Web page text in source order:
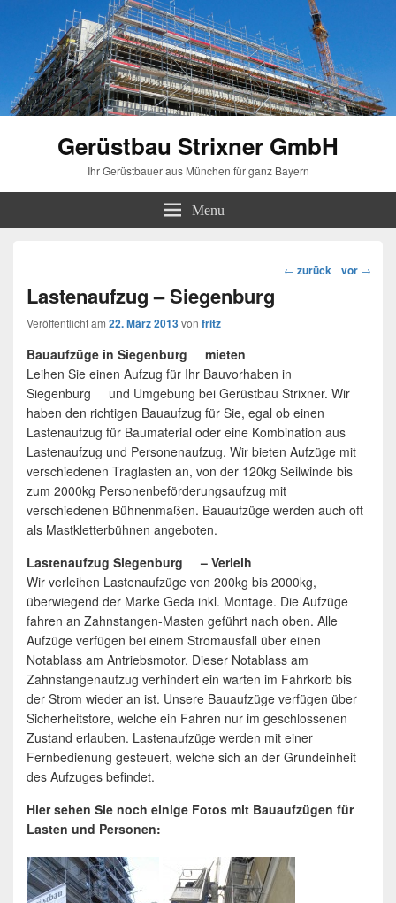
Gerüstbau Strixner GmbH
Ihr Gerüstbauer aus München für ganz Bayern
Menu
Beitragsnavigation
← zurück vor →
Lastenaufzug – Siegenburg
Veröffentlicht am 22. März 2013von fritz
Bauaufzüge in Siegenburg mieten
Leihen Sie einen Aufzug für Ihr Bauvorhaben in
Siegenburg und Umgebung bei Gerüstbau Strixner. Wir
haben den richtigen Bauaufzug für Sie, egal ob einen
Lastenaufzug für Baumaterial oder eine Kombination aus
Lastenaufzug und Personenaufzug. Wir bieten Aufzüge mit
verschiedenen Traglasten an, von der 120kg Seilwinde bis
zum 2000kg Personenbeförderungsaufzug mit
verschiedenen Bühnenmaßen. Bauaufzüge werden auch oft
als Mastkletterbühnen angeboten.
Lastenaufzug Siegenburg – Verleih
Wir verleihen Lastenaufzüge von 200kg bis 2000kg,
überwiegend der Marke Geda inkl. Montage. Die Aufzüge
fahren an Zahnstangen-Masten geführt nach oben. Alle
Aufzüge verfügen bei einem Stromausfall über einen
Notablass am Antriebsmotor. Dieser Notablass am
Zahnstangenaufzug verhindert ein warten im Fahrkorb bis
der Strom wieder an ist. Unsere Bauaufzüge verfügen über
Sicherheitstore, welche ein Fahren nur im geschlossenen
Zustand erlauben. Lastenaufzüge werden mit einer
Fernbedienung gesteuert, welche sich an der Grundeinheit
des Aufzuges befindet.
Hier sehen Sie noch einige Fotos mit Bauaufzügen für
Lasten und Personen: